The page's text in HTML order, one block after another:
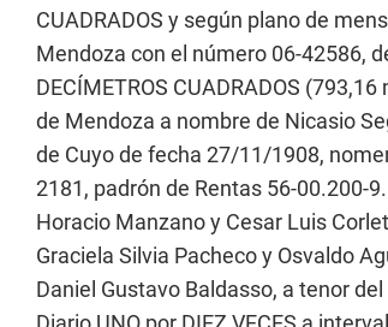
CUADRADOS y según plano de
Mendoza con el número 06-42586,
DECÍMETROS CUADRADOS
de Mendoza a nombre de Nicasio
de Cuyo de fecha 27/11/1908,
2181, padrón de Rentas 56-00.200-
Horacio Manzano y Cesar Luis
Graciela Silvia Pacheco y Osvaldo
Daniel Gustavo Baldasso, a tenor